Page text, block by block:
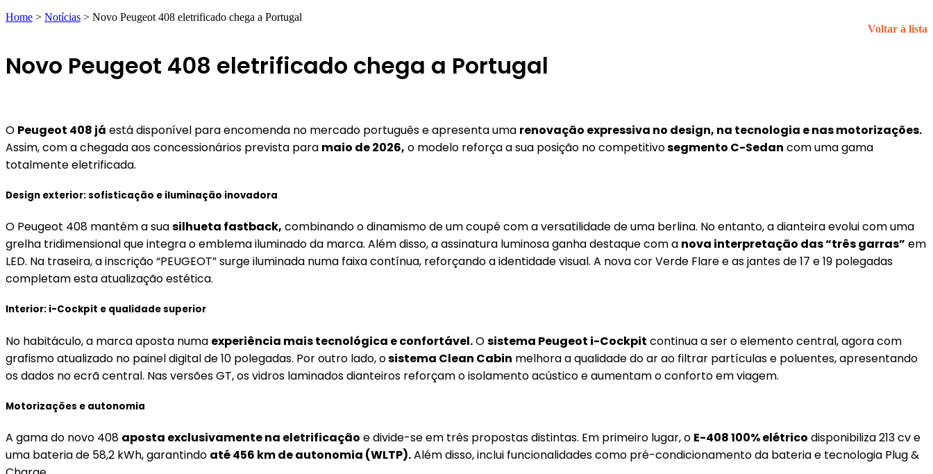
Home > Notícias > Novo Peugeot 408 eletrificado chega a Portugal
Voltar à lista
Novo Peugeot 408 eletrificado chega a Portugal
O Peugeot 408 já está disponível para encomenda no mercado português e apresenta uma renovação expressiva no design, na tecnologia e nas motorizações.
Assim, com a chegada aos concessionários prevista para maio de 2026, o modelo reforça a sua posição no competitivosegmento C-Sedan com uma gama
totalmente eletrificada.
Design exterior: sofisticação e iluminação inovadora
O Peugeot 408 mantém a suasilhueta fastback, combinando o dinamismo de um coupé com a versatilidade de uma berlina. No entanto, a dianteira evolui com uma
grelha tridimensional que integra o emblema iluminado da marca. Além disso, a assinatura luminosa ganha destaque com a nova interpretação das “três garras” em
LED. Na traseira, a inscrição “PEUGEOT” surge iluminada numa faixa contínua, reforçando a identidade visual. A nova cor Verde Flare e as jantes de 17 e 19 polegadas
completam esta atualização estética.
Interior: i-Cockpit e qualidade superior
No habitáculo, a marca aposta numa experiência mais tecnológica e confortável.Osistema Peugeot i-Cockpit continua a ser o elemento central, agora com
grafismo atualizado no painel digital de 10 polegadas. Por outro lado, osistema Clean Cabin melhora a qualidade do ar ao filtrar partículas e poluentes, apresentando
os dados no ecrã central. Nas versões GT, os vidros laminados dianteiros reforçam o isolamento acústico e aumentam o conforto em viagem.
Motorizações e autonomia
A gama do novo 408 aposta exclusivamente na eletrificação e divide-se em três propostas distintas. Em primeiro lugar, o E-408 100% elétrico disponibiliza 213 cv e
uma bateria de 58,2 kWh, garantindo até 456 km de autonomia (WLTP).Além disso, inclui funcionalidades como pré-condicionamento da bateria e tecnologia Plug &